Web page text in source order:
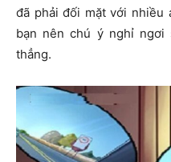
đã phải đối mặt với nhiều
bạn nên chú ý nghỉ ngơi
thẳng.